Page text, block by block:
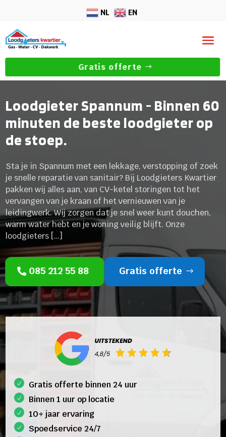
NL EN
Gratis offerte
Loodgieter Spannum - Binnen 60
minuten de beste loodgieter op
de stoep.
Sta je in Spannum met een lekkage, verstopping of zoek
je snelle reparatie van sanitair? Bij Loodgieters Kwartier
pakken wij alles aan, van CV-ketel storingen tot het
vervangen van je kraan of het vernieuwen van je
leidingwerk. Wij zorgen dat je snel weer kunt douchen,
warm water hebt en je woning veilig blijft. Onze
loodgieters […]
085 212 55 88 Gratis offerte
Gratis offerte binnen 24 uur
Binnen 1 uur op locatie
10+ jaar ervaring
Spoedservice 24/7